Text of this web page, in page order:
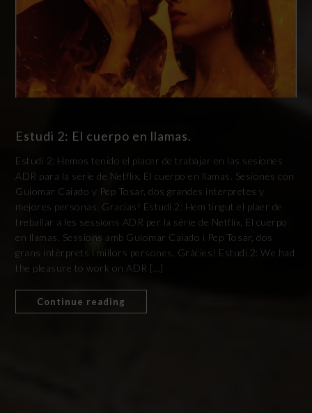
Estudi 2: El cuerpo en llamas.
Estudi 2: Hemos tenido el placer de trabajar en las sesiones
ADR para la serie de Netflix, El cuerpo en llamas. Sesiones con
Guiomar Caiado y Pep Tosar, dos grandes interpretes y
mejores personas. Gracias! Estudi 2: Hem tingut el plaer de
treballar a les sessions ADR per la sèrie de Netflix, El cuerpo
en llamas. Sessions amb Guiomar Caiado i Pep Tosar, dos
grans intèrprets i millors persones. Gràcies! Estudi 2: We had
the pleasure to work on ADR […]
Continue reading